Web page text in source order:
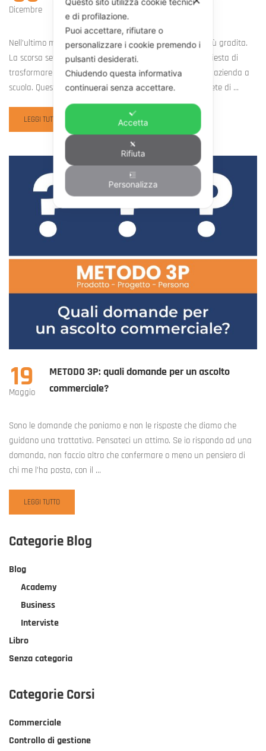
Dicembre Linkedin
Nell’ultimo mese dell’anno non poteva arrivarci notizia più gradita.
La scorsa settimana Linkedin ha accettato la nostra richiesta di
trasformare la categoria della pagina di Form-Action da azienda a
scuola. Questa modifica è stata accettata in virtù della rete di …
READ
MORE
SIAMO
RICONOSCIUTI
SCUOLA
D’IMPRESA
LINKEDIN
LEGGI TUTTO
19
Maggio
METODO 3P: quali domande per un ascolto
commerciale?
Sono le domande che poniamo e non le risposte che diamo che
guidano una trattativa. Pensateci un attimo. Se io rispondo ad una
domanda, non faccio altro che confermare o meno un pensiero di
chi me l’ha posta, con il …
READ
MORE
METODO
DOMANDE
PER
ASCOLTO
COMMERCIALE?
LEGGI TUTTO
Categorie Blog
Blog
Academy
Business
Interviste
Libro
Senza categoria
Categorie Corsi
Commerciale
Controllo di gestione
e di profilazione.
Puoi accettare, rifiutare o
personalizzare i cookie premendo i
pulsanti desiderati.
Chiudendo questa informativa
continuerai senza accettare.
Accetta
Rifiuta
Personalizza